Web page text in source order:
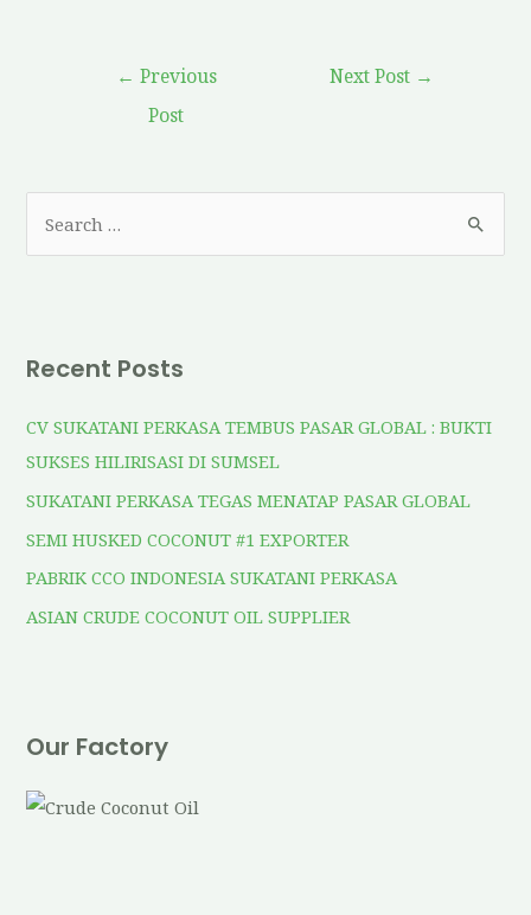
← Previous
Post
Next Post →
Recent Posts
CV SUKATANI PERKASA TEMBUS PASAR GLOBAL : BUKTI
SUKSES HILIRISASI DI SUMSEL
SUKATANI PERKASA TEGAS MENATAP PASAR GLOBAL
SEMI HUSKED COCONUT #1 EXPORTER
PABRIK CCO INDONESIA SUKATANI PERKASA
ASIAN CRUDE COCONUT OIL SUPPLIER
Our Factory